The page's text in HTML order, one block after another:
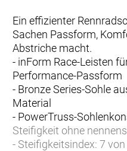
Ein effizienter
Sachen Passform,
Abstriche macht.
- inForm Race-Leisten
Performance-Passform
- Bronze Series-Sohle
Material
- PowerTruss-
Steifigkeit ohne
- Steifigkeitsindex: 7